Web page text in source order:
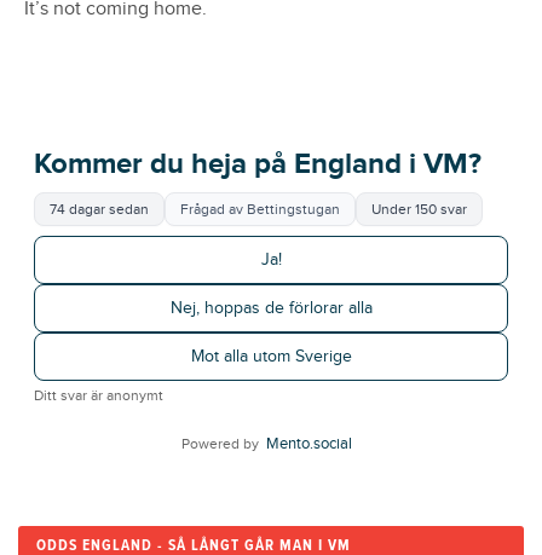
It’s not coming home.
Kommer du heja på England i VM?
74 dagar sedan Frågad av Bettingstugan Under 150 svar
Ja!
Nej, hoppas de förlorar alla
Mot alla utom Sverige
Ditt svar är anonymt
Powered by Mento.social
ODDS ENGLAND - SÅ LÅNGT GÅR MAN I VM